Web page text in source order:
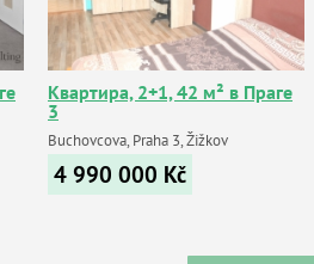
Квартира, 2+1, 42 м² в Праге
3
Buchovcova, Praha 3, Žižkov
4 990 000 Kč